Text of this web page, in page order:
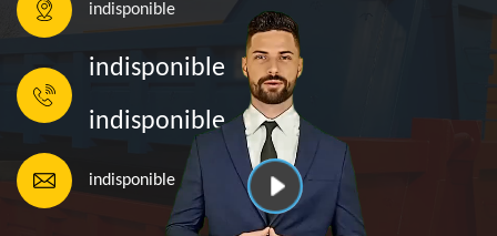
indisponible
indisponible
indisponible
indisponible